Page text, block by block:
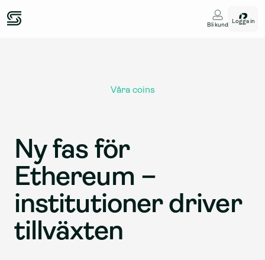
Bli kund
Logga in
Våra coins
Ny fas för
Ethereum –
institutioner driver
tillväxten